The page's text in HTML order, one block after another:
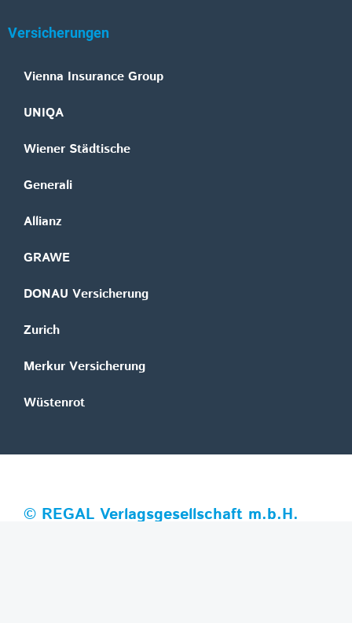
Versicherungen
Vienna Insurance Group
UNIQA
Wiener Städtische
Generali
Allianz
GRAWE
DONAU Versicherung
Zurich
Merkur Versicherung
Wüstenrot
© REGAL Verlagsgesellschaft m.b.H.